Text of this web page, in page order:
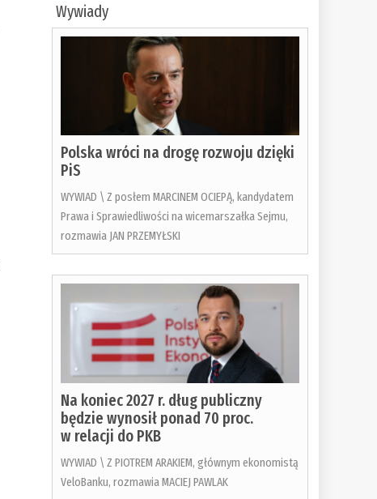
Wywiady
Polska wróci na drogę rozwoju dzięki
PiS
WYWIAD \ Z posłem MARCINEM OCIEPĄ, kandydatem
Prawa i Sprawiedliwości na wicemarszałka Sejmu,
rozmawia JAN PRZEMYŁSKI
Na koniec 2027 r. dług publiczny
będzie wynosił ponad 70 proc.
w relacji do PKB
WYWIAD \ Z PIOTREM ARAKIEM, głównym ekonomistą
VeloBanku, rozmawia MACIEJ PAWLAK